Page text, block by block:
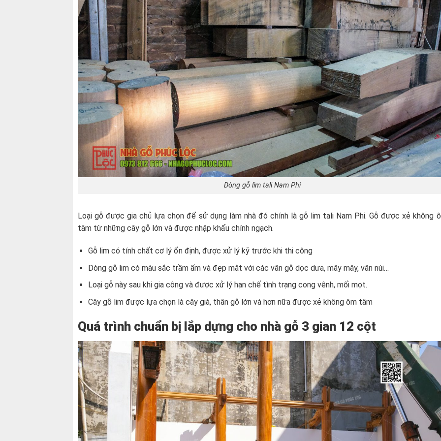
Dòng gỗ lim tali Nam Phi
Loại gỗ được gia chủ lựa chọn để sử dụng làm nhà đó chính là gỗ lim tali Nam Phi. Gỗ được xẻ không
tâm từ những cây gỗ lớn và được nhập khẩu chính ngạch.
Gỗ lim có tính chất cơ lý ổn định, được xử lý kỹ trước khi thi công
Dòng gỗ lim có màu sắc trầm ấm và đẹp mắt với các vân gỗ dọc dưa, mây mây, vân núi…
Loại gỗ này sau khi gia công và được xử lý hạn chế tình trạng cong vênh, mối mọt.
Cây gỗ lim được lựa chọn là cây già, thân gỗ lớn và hơn nữa được xẻ không ôm tâm
Quá trình chuẩn bị lắp dựng cho nhà gỗ 3 gian 12 cột